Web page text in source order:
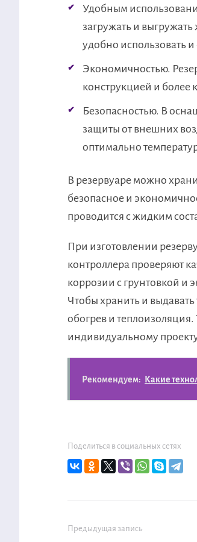
Удобным
загружать и
удобно использовать
Экономичностью.
конструкцией и более
Безопасностью. В
защиты от внешних
оптимально
В резервуаре можно
безопасное и
проводится с жидким
При изготовлении
контроллера проверяют
коррозии с грунтовкой и
Чтобы хранить и
обогрев и
индивидуальному
Рекомендуем: Какие
Поделиться в социальных сетях
Предыдущая запись